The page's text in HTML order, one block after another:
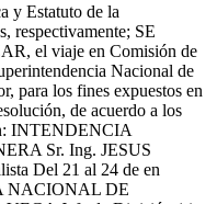
y Estatuto de la
respectivamente; SE
el viaje en Comisión de
Nacional de
para los fines expuestos en
de acuerdo a los
INTENDENCIA
Sr. Ing. JESUS
Del 21 al 24 de en
NACIONAL DE